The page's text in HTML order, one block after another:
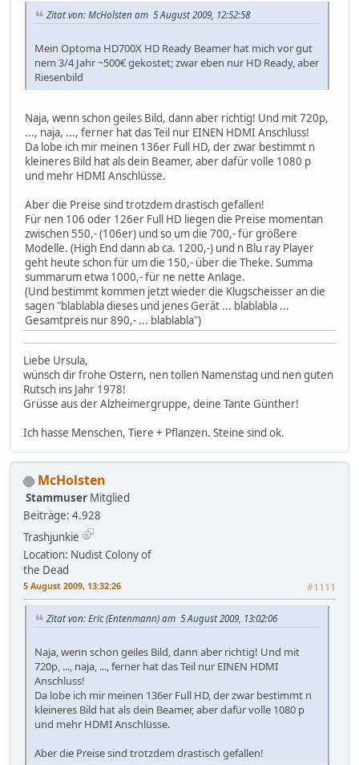
Zitat von: McHolsten am 5 August 2009, 12:52:58
Mein Optoma HD700X HD Ready Beamer hat mich vor gut
nem 3/4 Jahr ~500€ gekostet; zwar eben nur HD Ready, aber
Riesenbild
Naja, wenn schon geiles Bild, dann aber richtig! Und mit 720p,
..., naja, ..., ferner hat das Teil nur EINEN HDMI Anschluss!
Da lobe ich mir meinen 136er Full HD, der zwar bestimmt n
kleineres Bild hat als dein Beamer, aber dafür volle 1080 p
und mehr HDMI Anschlüsse.
Aber die Preise sind trotzdem drastisch gefallen!
Für nen 106 oder 126er Full HD liegen die Preise momentan
zwischen 550,- (106er) und so um die 700,- für größere
Modelle. (High End dann ab ca. 1200,-) und n Blu ray Player
geht heute schon für um die 150,- über die Theke. Summa
summarum etwa 1000,- für ne nette Anlage.
(Und bestimmt kommen jetzt wieder die Klugscheisser an die
sagen "blablabla dieses und jenes Gerät ... blablabla ...
Gesamtpreis nur 890,- ... blablabla")
Liebe Ursula,
wünsch dir frohe Ostern, nen tollen Namenstag und nen guten
Rutsch ins Jahr 1978!
Grüsse aus der Alzheimergruppe, deine Tante Günther!
Ich hasse Menschen, Tiere + Pflanzen. Steine sind ok.
McHolsten
Stammuser Mitglied
Beiträge: 4.928
Trashjunkie
Location: Nudist Colony of
the Dead
5 August 2009, 13:32:26 #1111
Zitat von: Eric (Entenmann) am 5 August 2009, 13:02:06
Naja, wenn schon geiles Bild, dann aber richtig! Und mit
720p, ..., naja, ..., ferner hat das Teil nur EINEN HDMI
Anschluss!
Da lobe ich mir meinen 136er Full HD, der zwar bestimmt n
kleineres Bild hat als dein Beamer, aber dafür volle 1080 p
und mehr HDMI Anschlüsse.
Aber die Preise sind trotzdem drastisch gefallen!